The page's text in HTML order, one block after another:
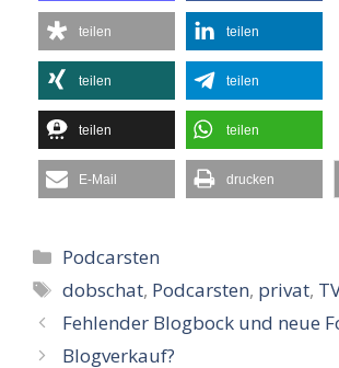
teilen teilen
teilen teilen
teilen teilen
E-Mail drucken
Kategorien
Podcarsten
Schlagwörter
dobschat, Podcarsten, privat,
Fehlender Blogbock und neue
Blogverkauf?